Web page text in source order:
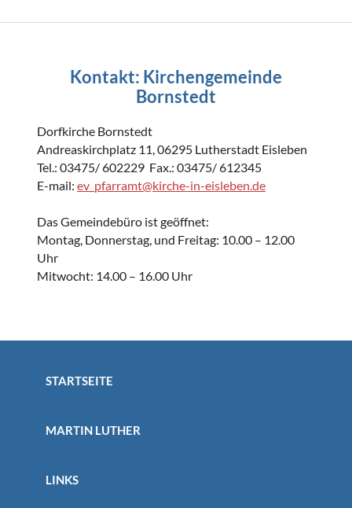
Kontakt: Kirchengemeinde
Bornstedt
Dorfkirche Bornstedt
Andreaskirchplatz 11, 06295 Lutherstadt Eisleben
Tel.: 03475/ 602229 Fax.: 03475/ 612345
E-mail: ev_pfarramt@kirche-in-eisleben.de
Das Gemeindebüro ist geöffnet:
Montag, Donnerstag, und Freitag: 10.00 – 12.00
Uhr
Mitwocht: 14.00 – 16.00 Uhr
STARTSEITE
MARTIN LUTHER
LINKS